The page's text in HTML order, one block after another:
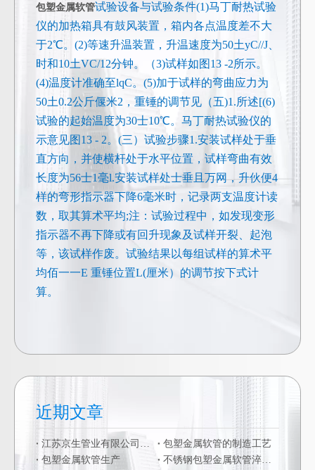
包塑金属软管试验设备与试验条件(1)马丁耐热试验
仪的加热箱具有鼓风装置，箱内各点温度差不大
于2℃。(2)等速升温装置，升温速度为50土yC//J、
时和10土VC/12分钟。（3)试样如图13 -2所示。
(4)温度计准确至lqC。(5)加于试样的弯曲应力为
50土0.2公斤偃米2，重锤的调节见（五)1.所述[(6)
试验的起始温度为30士10℃。马丁耐热试验仪的
示意见图13 - 2。(三）试验步骤1.安装试样处于垂
直方向，并使横杆处于水平位置，试样弯曲有效
长度为56士1毫l.安装试样处士垂且万网，升伙便4
样的弯形指示器下降6毫米时，记录两支温度计读
数，取其算术平均;注：试验过程中，如发现变形
指示器不再下降或有回升现象及试样开裂、起泡
等，该试样作废。试验结果以每组试样的算术平
均佰一一E 重锤位置L(厘米）的调节按下式计
算。
近期文章
江苏京生管业有限公司危险废物管理制度公司
包塑金属软管的制造工艺
包塑金属软管生产
不锈钢包塑金属软管淬火硬化